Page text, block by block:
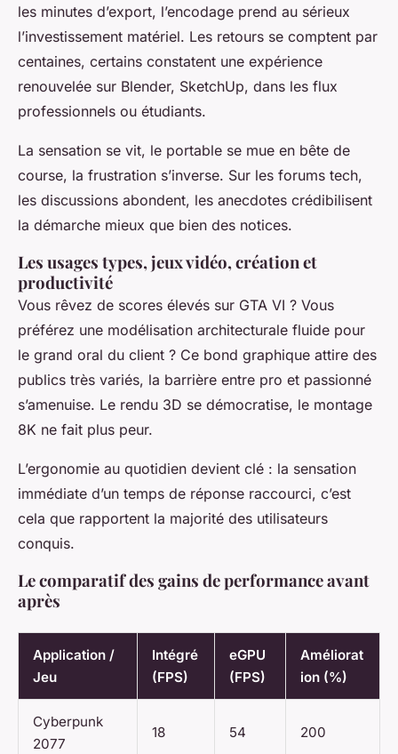
les minutes d’export, l’encodage prend au sérieux
l’investissement matériel. Les retours se comptent par
centaines, certains constatent une expérience
renouvelée sur Blender, SketchUp, dans les flux
professionnels ou étudiants.
La sensation se vit, le portable se mue en bête de
course, la frustration s’inverse. Sur les forums tech,
les discussions abondent, les anecdotes crédibilisent
la démarche mieux que bien des notices.
Les usages types, jeux vidéo, création et
productivité
Vous rêvez de scores élevés sur GTA VI ? Vous
préférez une modélisation architecturale fluide pour
le grand oral du client ? Ce bond graphique attire des
publics très variés, la barrière entre pro et passionné
s’amenuise. Le rendu 3D se démocratise, le montage
8K ne fait plus peur.
L’ergonomie au quotidien devient clé : la sensation
immédiate d’un temps de réponse raccourci, c’est
cela que rapportent la majorité des utilisateurs
conquis.
Le comparatif des gains de performance avant
après
Application /
Jeu
Intégré
(FPS)
eGPU
(FPS)
Améliorat
ion (%)
Cyberpunk
2077
18 54 200